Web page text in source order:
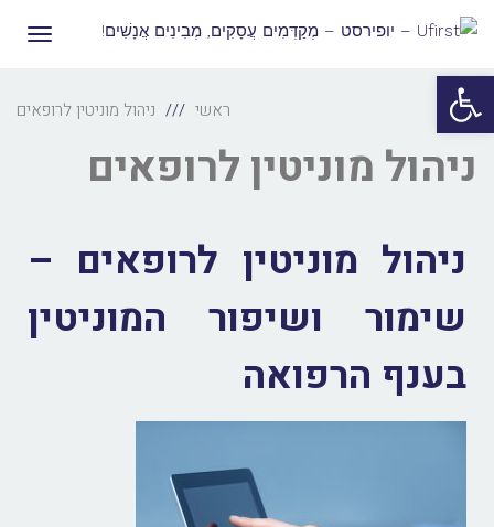
פתח סרגל נגישות
ראשי ניהול מוניטין לרופאים
ניהול מוניטין לרופאים
ניהול מוניטין לרופאים –
שימור ושיפור המוניטין
בענף הרפואה